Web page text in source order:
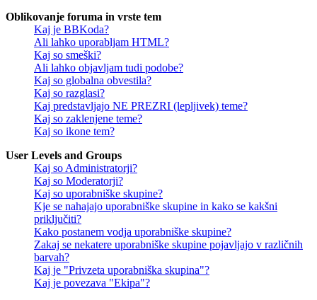
Oblikovanje foruma in vrste tem
Kaj je BBKoda?
Ali lahko uporabljam HTML?
Kaj so smeški?
Ali lahko objavljam tudi podobe?
Kaj so globalna obvestila?
Kaj so razglasi?
Kaj predstavljajo NE PREZRI (lepljivek) teme?
Kaj so zaklenjene teme?
Kaj so ikone tem?
User Levels and Groups
Kaj so Administratorji?
Kaj so Moderatorji?
Kaj so uporabniške skupine?
Kje se nahajajo uporabniške skupine in kako se kakšni
priključiti?
Kako postanem vodja uporabniške skupine?
Zakaj se nekatere uporabniške skupine pojavljajo v različnih
barvah?
Kaj je "Privzeta uporabniška skupina"?
Kaj je povezava "Ekipa"?